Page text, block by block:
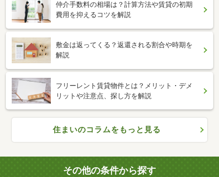
仲介手数料の相場は？計算方法や賃貸の初期
費用を抑えるコツを解説
敷金は返ってくる？返還される割合や時期を
解説
フリーレント賃貸物件とは？メリット・デメ
リットや注意点、探し方を解説
住まいのコラムをもっと見る
その他の条件から探す